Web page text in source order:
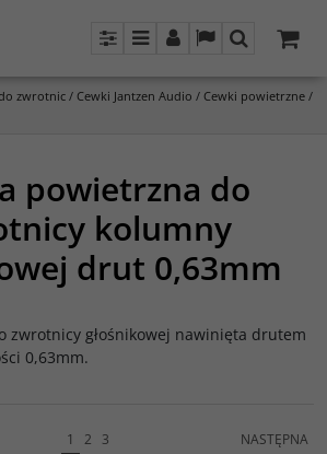
PanelMenuPanel LangSzukaj
zwrotnic / Cewki Jantzen Audio / Cewki powietrzne /
powietrzna do
kolumny
drut 0,63mm
zwrotnicy głośnikowej nawinięta drutem
0,63mm.
1 2 3 NASTĘPNA